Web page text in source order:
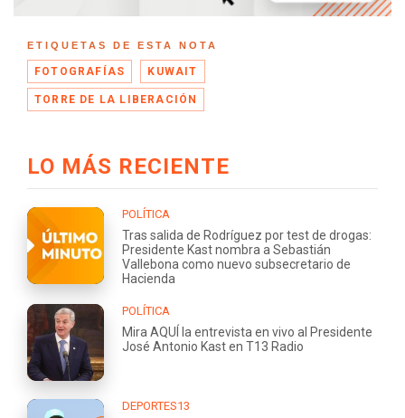
ETIQUETAS DE ESTA NOTA
FOTOGRAFÍAS KUWAIT
TORRE DE LA LIBERACIÓN
LO MÁS RECIENTE
POLÍTICA
Tras salida de Rodríguez por test de drogas:
Presidente Kast nombra a Sebastián
Vallebona como nuevo subsecretario de
Hacienda
POLÍTICA
Mira AQUÍ la entrevista en vivo al Presidente
José Antonio Kast en T13 Radio
DEPORTES13